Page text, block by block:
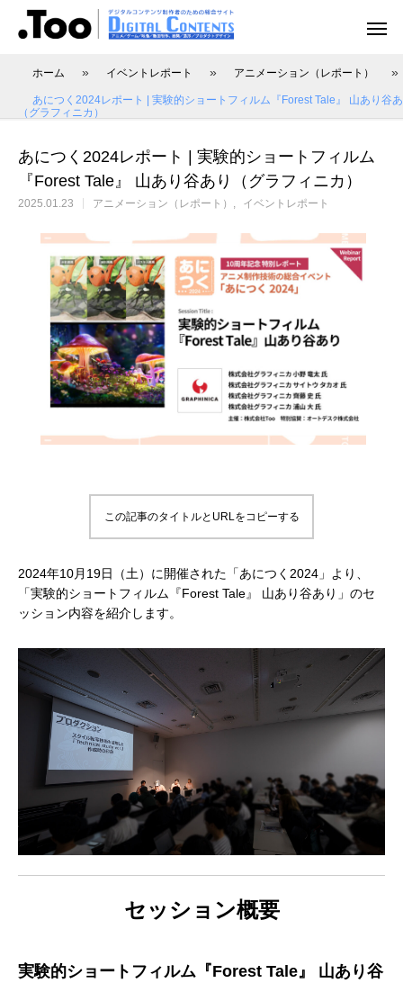
アニメーション制作
アニマル・モデリング 動物造形解剖学 増
補改訂版』発売記念セミナー
2026.04.15
Autodesk CG Festa
2026.03.25
アニマル・モデリング 動物造形解剖学 増
補改訂版』発売記念セミナー
2026.04.15
Autodesk CG Festa
2026.03.25
補改訂版』発売記念セミナー
アニメーション（レポート） 映像動画配信（レポート）
あにつく2025レポート | オレンジ リクル
ート講演会 〜就職をめざすあなたに届け
2026.01.26
あにつく2025レポ
ニメ『星の子ども
2026.01.21
【イベントレポート】『機動戦士ガンダム
閃光のハサウェイ キルケーの魔女』 重厚
な映像表現を支えた3DCG制作の舞台裏 –
Autodesk CG Festa 2026
2026.07.14
【イベントレポー
ー30年の歩みと新
Autodesk CG Festa
2026.07.13
RUBICON』メイキ
アニメーション制作（現場事例）
[外部事例]「泣きたい私は猫をかぶる」監
督ふたりが語る、誕生秘話とネコ表現のこ
2020.06.18
[外部事例]「ペンギ
ジオコロリド初と
2018.08.17
[外部事例]「泣きたい私は猫をかぶる」監
督ふたりが語る、誕生秘話とネコ表現のこ
だわり【インタビュー】
2020.06.18
[外部事例]「ペンギ
ジオコロリド初と
た、“デジタル作画”
2018.08.17
ホーム » イベントレポート » アニメーション（レポート） »
あにつく2024レポート | 実験的ショートフィルム『Forest Tale』 山あり谷
（グラフィニカ）
あにつく2024レポート | 実験的ショートフィルム
『Forest Tale』 山あり谷あり（グラフィニカ）
2025.01.23 アニメーション（レポート） イベントレポート
この記事のタイトルとURLをコピーする
2024年10月19日（土）に開催された「あにつく2024」より、
「実験的ショートフィルム『Forest Tale』 山あり谷あり」のセ
ッション内容を紹介します。
セッション概要
実験的ショートフィルム『Forest Tale』 山あり谷